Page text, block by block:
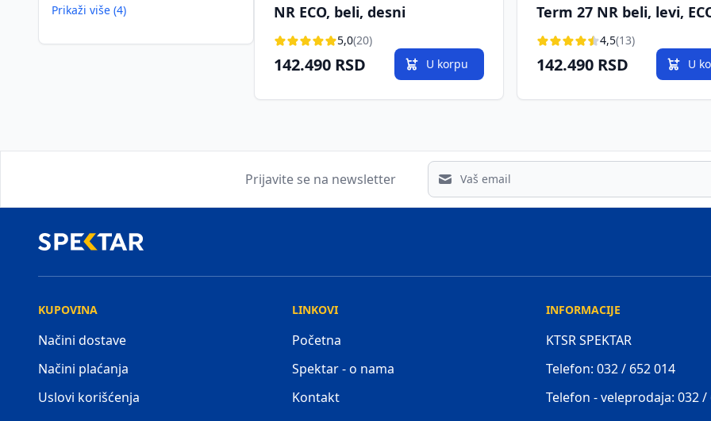
Prikaži više (4)
NR ECO, beli, desni
5,0(20)
142.490 RSD U korpu
Term 27 NR beli, levi,
4,5(13)
142.490 RSD U
Prijavite se na newsletter
Email address
KUPOVINA
Načini dostave
Načini plaćanja
Uslovi korišćenja
LINKOVI
Početna
Spektar - o nama
Kontakt
INFORMACIJE
KTSR SPEKTAR
Telefon: 032 / 652 014
Telefon - veleprodaja: 032 /